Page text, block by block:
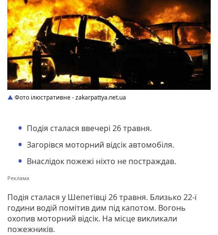
Фото ілюстративне - zakarpattya.net.ua
Подія сталася ввечері 26 травня.
Загорівся моторний відсік автомобіля.
Внаслідок пожежі ніхто не постраждав.
Подія сталася у Шепетівці 26 травня. Близько 22-ї
години водій помітив дим під капотом. Вогонь
охопив моторний відсік. На місце викликали
пожежників.